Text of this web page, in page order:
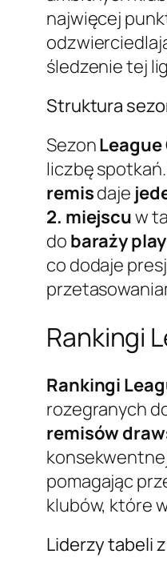
najwięcej
śledzenie tej
Struktura
SezonLeague
liczbę
remisdaje
2. miejscuw
do baraży
co dodaje
Rankingi
Rankingi
rozegranych
remisów
pomagając
klubów, które
Liderzy tabeli